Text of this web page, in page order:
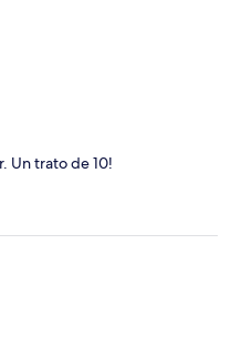
Un trato de 10!